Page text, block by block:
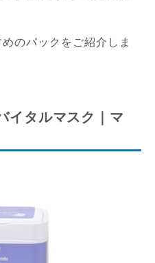
のパックをご紹介しま
イタルマスク｜マ